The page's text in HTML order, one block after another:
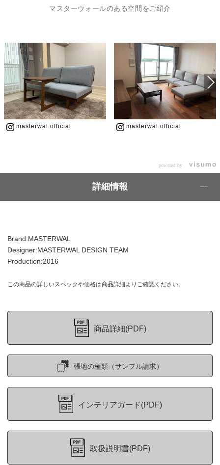
マスターウォールのある空間をご紹介
masterwal.official masterwal.official
powered by
詳細情報
Brand:MASTERWAL
Designer:MASTERWAL DESIGN TEAM
Production:2016
この商品の詳しいスペックや価格は商品詳細よりご確認ください。
商品詳細(PDF)
張地の種類（サンプル請求）
インテリアガード(PDF)
取扱説明書(PDF)